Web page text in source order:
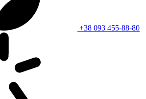
+38 093 455-88-80